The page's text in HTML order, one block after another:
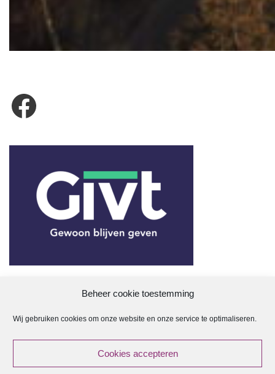
Beheer cookie toestemming
Wij gebruiken cookies om onze website en onze service te optimaliseren.
Cookies accepteren
ANBI